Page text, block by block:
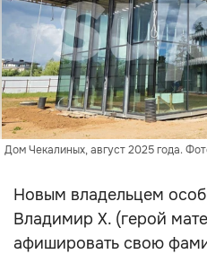
Дом Чекалиных, август 2025 года.
Новым владельцем
Владимир Х. (герой
афишировать свою